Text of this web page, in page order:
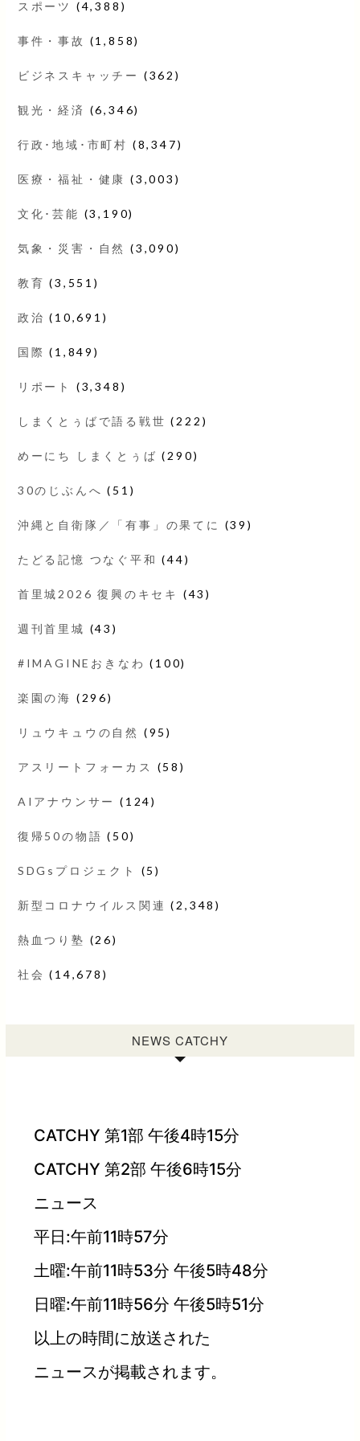
スポーツ (4,388)
事件・事故 (1,858)
ビジネスキャッチー (362)
観光・経済 (6,346)
行政･地域･市町村 (8,347)
医療・福祉・健康 (3,003)
文化･芸能 (3,190)
気象・災害・自然 (3,090)
教育 (3,551)
政治 (10,691)
国際 (1,849)
リポート (3,348)
しまくとぅばで語る戦世 (222)
めーにち しまくとぅば (290)
30のじぶんへ (51)
沖縄と自衛隊／「有事」の果てに (39)
たどる記憶 つなぐ平和 (44)
首里城2026 復興のキセキ (43)
週刊首里城 (43)
#IMAGINEおきなわ (100)
楽園の海 (296)
リュウキュウの自然 (95)
アスリートフォーカス (58)
AIアナウンサー (124)
復帰50の物語 (50)
SDGsプロジェクト (5)
新型コロナウイルス関連 (2,348)
熱血つり塾 (26)
社会 (14,678)
NEWS CATCHY
CATCHY 第1部 午後4時15分
CATCHY 第2部 午後6時15分
ニュース
平日:午前11時57分
土曜:午前11時53分 午後5時48分
日曜:午前11時56分 午後5時51分
以上の時間に放送された
ニュースが掲載されます。